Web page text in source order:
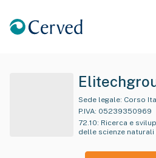
Sede legale: Corso
P.IVA: 05239350969
72.10: Ricerca e
delle scienze naturali